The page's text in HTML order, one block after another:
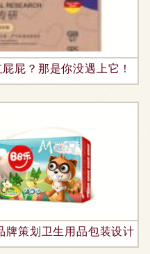
屁？那是你没遇上它！
牌策划卫生用品包装设计